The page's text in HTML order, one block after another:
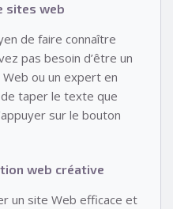
sites web
de faire connaître
pas besoin d’être un
ou un expert en
taper le texte que
sur le bouton
web créative
un site Web efficace et